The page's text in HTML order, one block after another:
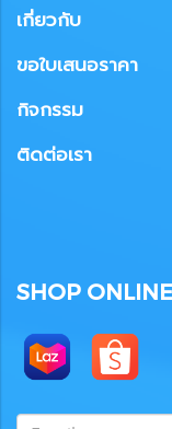
เกี่ยวกับ
ขอใบเสนอราคา
กิจกรรม
ติดต่อเรา
SHOP ONLINE